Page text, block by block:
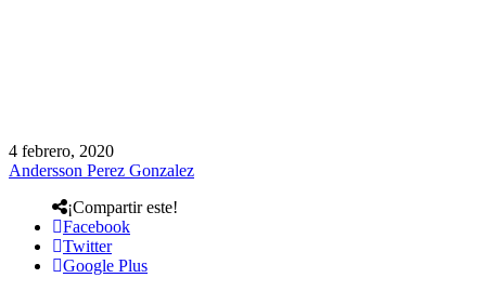
4 febrero, 2020
Andersson Perez Gonzalez
¡Compartir este!
Facebook
Twitter
Google Plus